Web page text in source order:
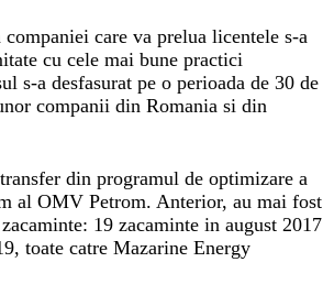
companiei care va prelua licentele s-a
cu cele mai bune practici
s-a desfasurat pe o perioada de 30 de
companii din Romania si din
din programul de optimizare a
al OMV Petrom. Anterior, au mai fost
19 zacaminte in august 2017
toate catre Mazarine Energy